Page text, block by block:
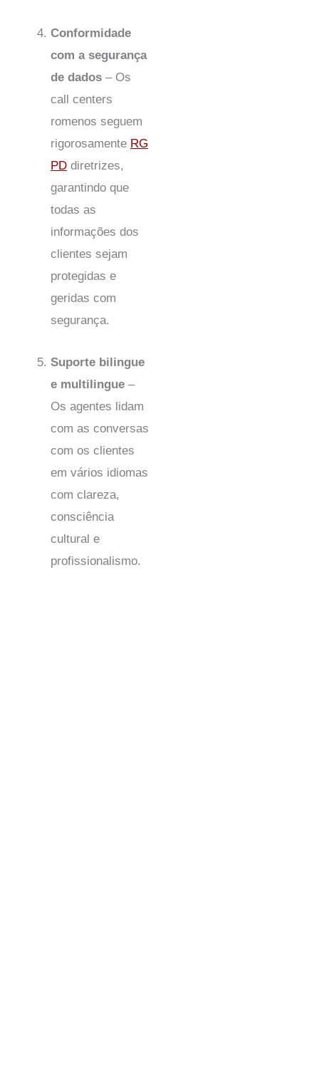
Conformidade
com a segurança
de dados – Os
call centers
romenos seguem
rigorosamente RG
PD diretrizes,
garantindo que
todas as
informações dos
clientes sejam
protegidas e
geridas com
segurança.
Suporte bilingue
e multilingue –
Os agentes lidam
com as conversas
com os clientes
em vários idiomas
com clareza,
consciência
cultural e
profissionalismo.